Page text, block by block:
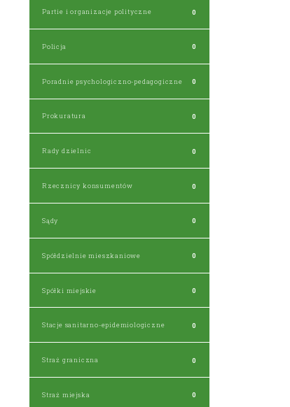
Partie i organizacje polityczne 0
Policja 0
Poradnie psychologiczno-pedagogiczne 0
Prokuratura 0
Rady dzielnic 0
Rzecznicy konsumentów 0
Sądy 0
Spółdzielnie mieszkaniowe 0
Spółki miejskie 0
Stacje sanitarno-epidemiologiczne 0
Straż graniczna 0
Straż miejska 0